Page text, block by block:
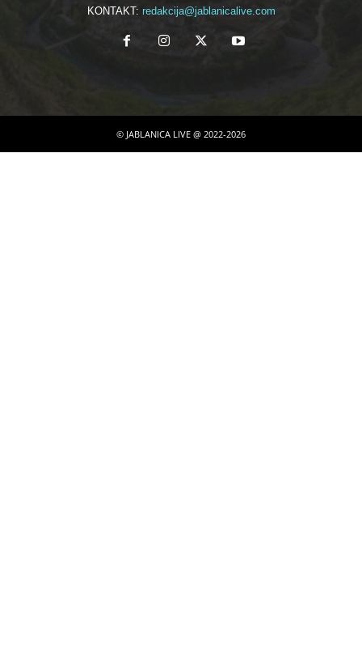
KONTAKT: redakcija@jablanicalive.com
© JABLANICA LIVE @ 2022-2026